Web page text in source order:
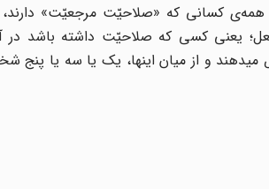
کسانی که «صلاحیّت مرجعیّت» دارند،
یعنی کسی که صلاحیّت داشته باشد
و از میان اینها، یک یا سه یا پنج